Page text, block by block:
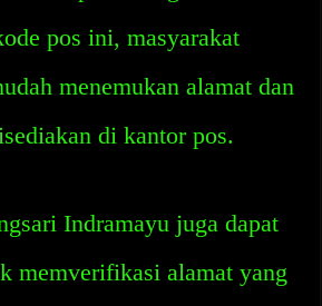
pos ini, masyarakat
menemukan alamat dan
di kantor pos.
Indramayu juga dapat
memverifikasi alamat yang